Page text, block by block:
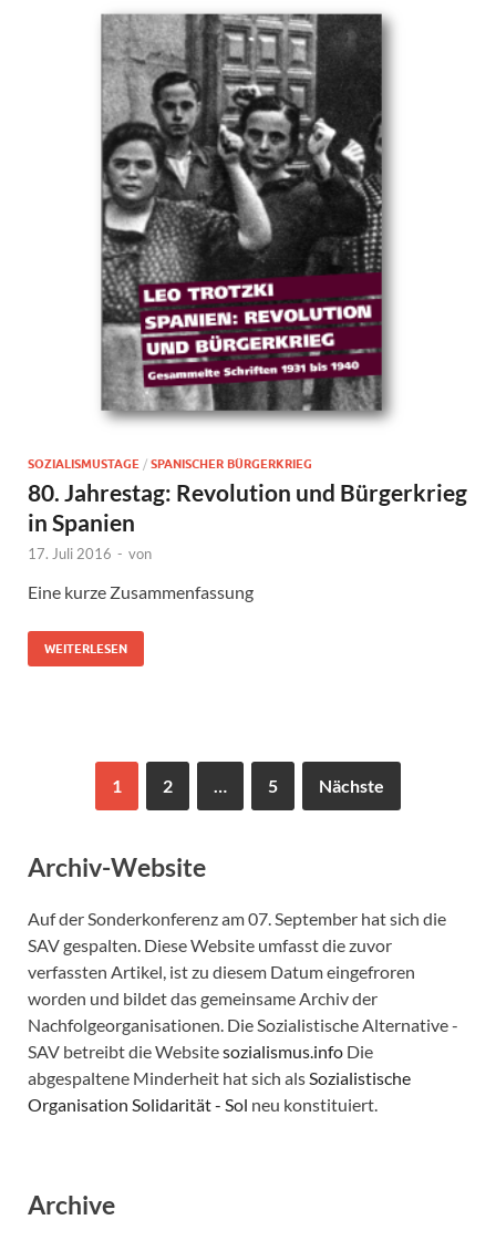
SOZIALISMUSTAGE / SPANISCHER BÜRGERKRIEG
80. Jahrestag: Revolution und Bürgerkrieg
in Spanien
17. Juli 2016 - von
Eine kurze Zusammenfassung
WEITERLESEN
1 2 … 5 Nächste
Archiv-Website
Auf der Sonderkonferenz am 07. September hat sich die
SAV gespalten. Diese Website umfasst die zuvor
verfassten Artikel, ist zu diesem Datum eingefroren
worden und bildet das gemeinsame Archiv der
Nachfolgeorganisationen. Die Sozialistische Alternative -
SAV betreibt die Websitesozialismus.info Die
abgespaltene Minderheit hat sich alsSozialistische
Organisation Solidarität - Sol neu konstituiert.
Archive